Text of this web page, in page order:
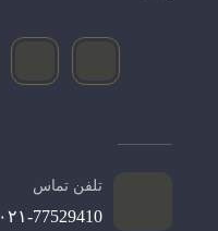
تلفن تماس
۰۲۱-77529410 / 021-77529437